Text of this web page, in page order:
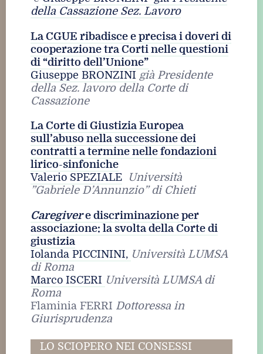
della Cassazione Sez. Lavoro
La CGUE ribadisce e precisa i doveri di
cooperazione tra Corti nelle questioni
di “diritto dell’Unione”
Giuseppe BRONZINI già Presidente
della Sez. lavoro della Corte di
Cassazione
La Corte di Giustizia Europea
sull’abuso nella successione dei
contratti a termine nelle fondazioni
lirico-sinfoniche
Valerio SPEZIALE Università
”Gabriele D’Annunzio” di Chieti
Caregivere discriminazione per
associazione: la svolta della Corte di
giustizia
Iolanda PICCININI, Università LUMSA
di Roma
Marco ISCERI Università LUMSA di
Roma
Flaminia FERRI Dottoressa in
Giurisprudenza
LO SCIOPERO NEI CONSESSI